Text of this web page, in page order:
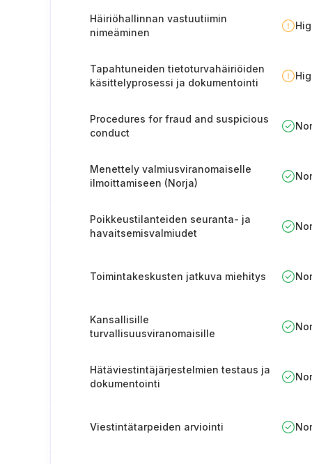
Häiriöhallinnan vastuutiimin
nimeäminen
Tapahtuneiden tietoturvahäiriöiden
käsittelyprosessi ja dokumentointi
Procedures for fraud and suspicious
conduct
Menettely valmiusviranomaiselle
ilmoittamiseen (Norja)
Poikkeustilanteiden seuranta- ja
havaitsemisvalmiudet
Toimintakeskusten jatkuva miehitys
Kansallisille
turvallisuusviranomaisille
Hätäviestintäjärjestelmien testaus ja
dokumentointi
Viestintätarpeiden arviointi